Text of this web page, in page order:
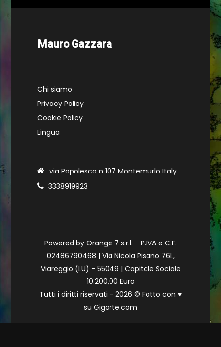
Mauro Gazzara
Chi siamo
Privacy Policy
Cookie Policy
Lingua
via Popolesco n 107 Montemurlo Italy
3338919923
Powered by Orange 7 s.r.l. - P.IVA e C.F.
02486790468 | Via Nicola Pisano 76L,
Viareggio (LU) - 55049 | Capitale Sociale
10.200,00 Euro
Tutti i diritti riservati - 2026 © Fatto con ♥
su Gigarte.com